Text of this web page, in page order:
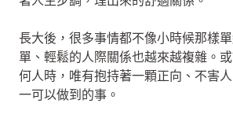
長大後，很多事情都不像小時候那樣
單、輕鬆的人際關係也越來越複雜。
何人時，唯有抱持著一顆正向、不害
一可以做到的事。